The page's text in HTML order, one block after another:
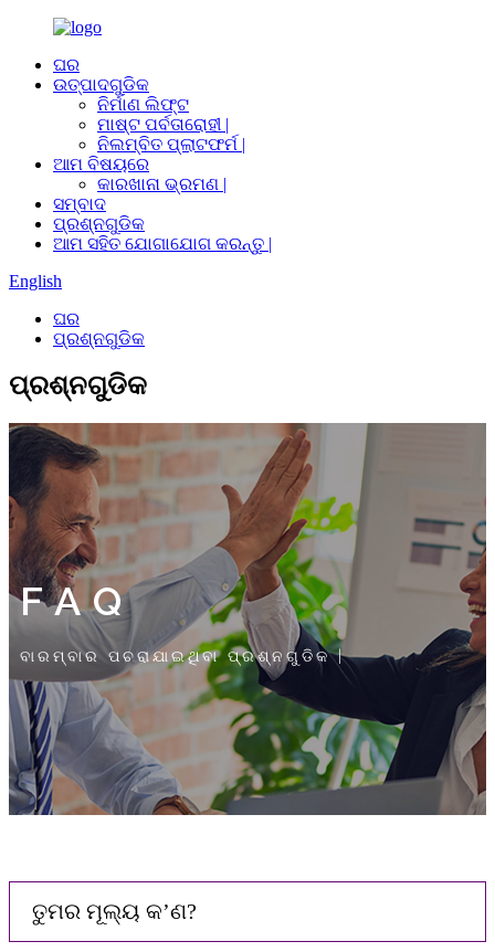
ଘର
ଉତ୍ପାଦଗୁଡିକ
ନିର୍ମାଣ ଲିଫ୍ଟ
ମାଷ୍ଟ ପର୍ବତାରୋହୀ |
ନିଲମ୍ବିତ ପ୍ଲାଟଫର୍ମ |
ଆମ ବିଷୟରେ
କାରଖାନା ଭ୍ରମଣ |
ସମ୍ବାଦ
ପ୍ରଶ୍ନଗୁଡିକ
ଆମ ସହିତ ଯୋଗାଯୋଗ କରନ୍ତୁ |
English
ଘର
ପ୍ରଶ୍ନଗୁଡିକ
ପ୍ରଶ୍ନଗୁଡିକ
FAQ
ବାରମ୍ବାର ପଚରାଯାଇଥିବା ପ୍ରଶ୍ନଗୁଡିକ |
ତୁମର ମୂଲ୍ୟ କ’ଣ?